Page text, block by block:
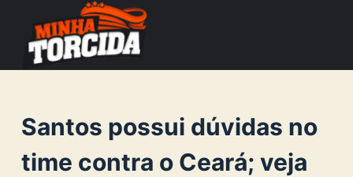
oSantos possui dúvidas no
time contra o Ceará; veja